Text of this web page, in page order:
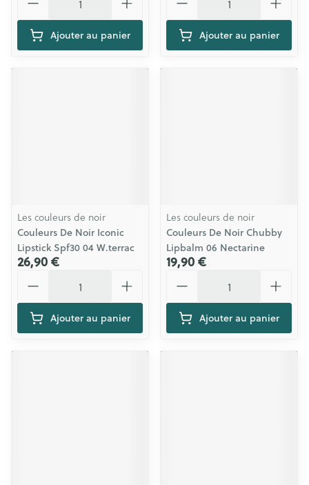
Ajouter au panier Ajouter au panier
Les couleurs de noir
Couleurs De Noir Iconic
Lipstick Spf30 04 W.terrac
26,90 €
Ajouter au panier
Les couleurs de noir
Couleurs De Noir Chubby
Lipbalm 06 Nectarine
19,90 €
Ajouter au panier